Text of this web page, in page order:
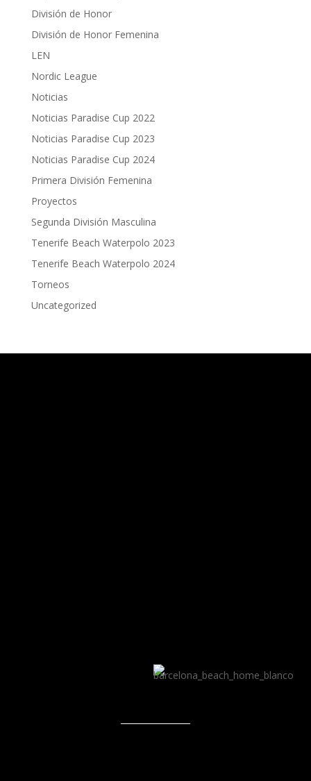
División de Honor
División de Honor Femenina
LEN
Nordic League
Noticias
Noticias Paradise Cup 2022
Noticias Paradise Cup 2023
Noticias Paradise Cup 2024
Primera División Femenina
Proyectos
Segunda División Masculina
Tenerife Beach Waterpolo 2023
Tenerife Beach Waterpolo 2024
Torneos
Uncategorized